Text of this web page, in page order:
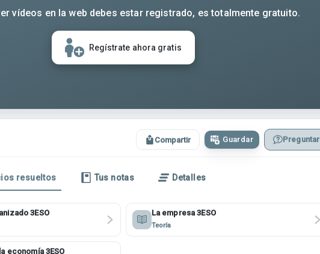
vídeos en la web debes estar registrado, es totalmente gratuito.
Regístrate ahora gratis
Compartir Guardar Preguntar
resueltos Tus notas Detalles
3ESO La empresa 3ESO
Teoría
economía 3ESO